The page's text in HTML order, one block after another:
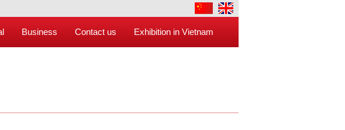
Business Contact us Exhibition in Vietnam